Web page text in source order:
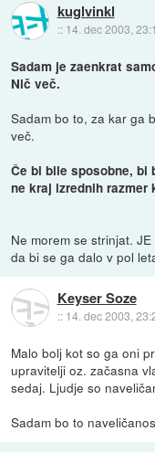
kuglvinkl
:: 14. dec 2003,
Sadam je zaenkrat
Nič več.
Sadam bo to, za kar ga
več.
Če bi bile sposobne, bi
ne kraj izrednih razmer
Ne morem se strinjat.
da bi se ga dalo v pol
Keyser Soze
:: 14. dec 2003,
Malo bolj kot so ga oni
upravitelji oz. začasna
sedaj. Ljudje so
Sadam bo to